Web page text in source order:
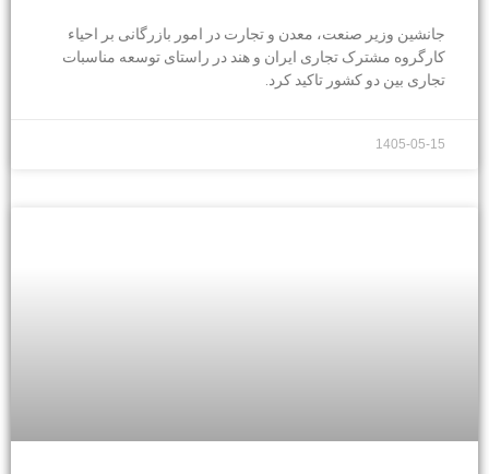
جانشین وزیر صنعت، معدن و تجارت در امور بازرگانی بر احیاء
کارگروه مشترک تجاری ایران و هند در راستای توسعه مناسبات
تجاری بین دو کشور تاکید کرد.
1405-05-15